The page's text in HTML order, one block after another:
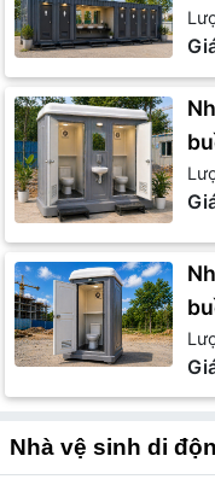
Nhà vệ sinh di